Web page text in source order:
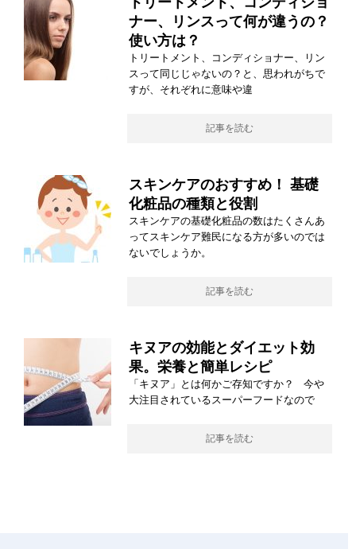
ナー、リンスって何が違うの？
使い方は？
トリートメント、コンディショナー、リン
スって同じじゃないの？と、思われがちで
すが、それぞれに意味や違
記事を読む
スキンケアのおすすめ！ 基礎
化粧品の種類と役割
スキンケアの基礎化粧品の数はたくさんあ
ってスキンケア難民になる方が多いのでは
ないでしょうか。
記事を読む
キヌアの効能とダイエット効
果。栄養と簡単レシピ
「キヌア」とは何かご存知ですか？ 今や
大注目されているスーパーフードなので
記事を読む